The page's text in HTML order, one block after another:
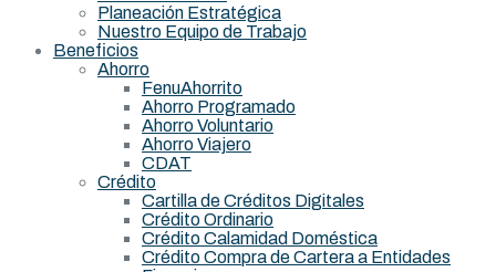
Planeación Estratégica
Nuestro Equipo de Trabajo
Beneficios
Ahorro
FenuAhorrito
Ahorro Programado
Ahorro Voluntario
Ahorro Viajero
CDAT
Crédito
Cartilla de Créditos Digitales
Crédito Ordinario
Crédito Calamidad Doméstica
Crédito Compra de Cartera a Entidades